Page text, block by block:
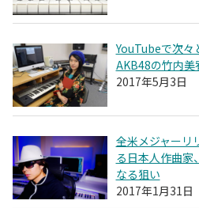
YouTubeで次々
AKB48の竹内美
2017年5月3日
全米メジャーリ
る日本人作曲家
なる狙い
2017年1月31日